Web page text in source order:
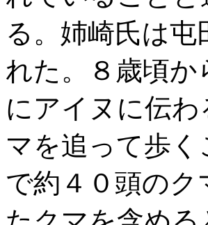
る。姉崎氏は
れた。８歳頃
にアイヌに伝
マを追って歩
で約４０頭の